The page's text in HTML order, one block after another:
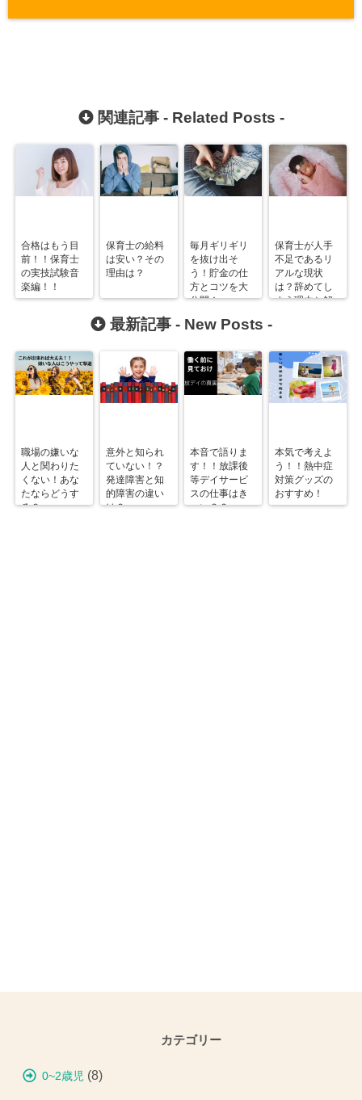
関連記事 - Related Posts -
合格はもう目
前！！保育士
の実技試験音
楽編！！
保育士の給料
は安い？その
理由は？
毎月ギリギリ
を抜け出そ
う！貯金の仕
方とコツを大
公開！
保育士が人手
不足であるリ
アルな現状
は？辞めてし
まう理由と解
最新記事 - New Posts -
職場の嫌いな
人と関わりた
くない！あな
たならどうす
る？
意外と知られ
ていない！？
発達障害と知
的障害の違い
は？
本音で語りま
す！！放課後
等デイサービ
スの仕事はき
つい？？
本気で考えよ
う！！熱中症
対策グッズの
おすすめ！
カテゴリー
0~2歳児 (8)